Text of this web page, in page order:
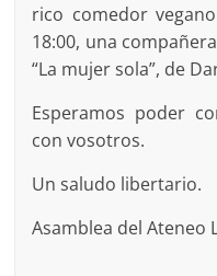
rico comedor
18:00, una
“La mujer sola”, de
Esperamos poder
con vosotros.
Un saludo libertario.
Asamblea del Ateneo